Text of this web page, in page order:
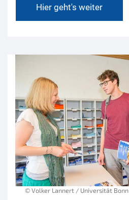
Hier geht's weiter
© Volker Lannert / Universität Bonn